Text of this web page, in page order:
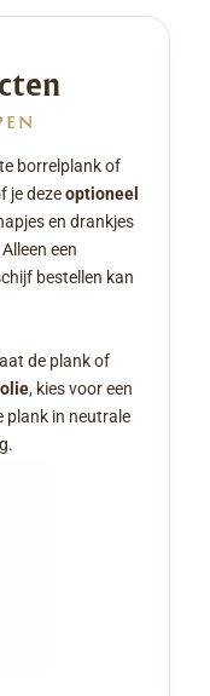
borrelplank of
je dezeoptioneel
en drankjes
een
bestellen kan
de plank of
, kies voor een
plank in neutrale